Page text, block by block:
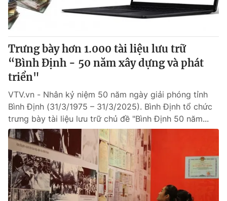
Trưng bày hơn 1.000 tài liệu lưu trữ
“Bình Định - 50 năm xây dựng và phát
triển"
VTV.vn - Nhân kỷ niệm 50 năm ngày giải phóng tỉnh
Bình Định (31/3/1975 – 31/3/2025). Bình Định tổ chức
trưng bày tài liệu lưu trữ chủ đề "Bình Định 50 năm...